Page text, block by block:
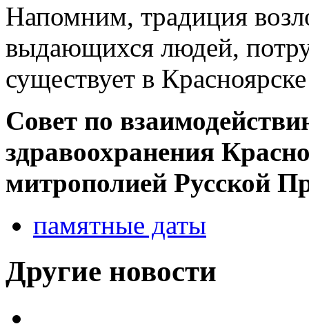
Напомним, традиция
выдающихся людей,
существует в
Совет по
здравоохранения
митрополией Русской
памятные даты
Другие новости